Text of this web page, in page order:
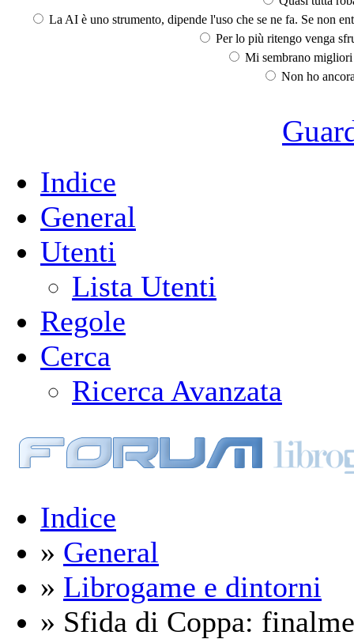
La AI è uno strumento, dipende l'uso che se ne fa. Se non
Per lo più ritengo venga
Mi sembrano
Non ho
Indice
General
Utenti
Lista Utenti
Regole
Cerca
Ricerca Avanzata
Indice
» General
» Librogame e dintorni
» Sfida di Coppa: